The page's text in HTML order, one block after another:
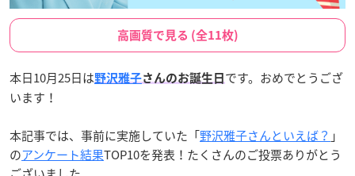
高画質で見る (全11枚)
本日10月25日は野沢雅子さんのお誕生日 です。おめでとうござ
います！
本記事では、事前に実施していた「野沢雅子さんといえば？ 」
のアンケート結果TOP10を発表！たくさんのご投票ありがとう